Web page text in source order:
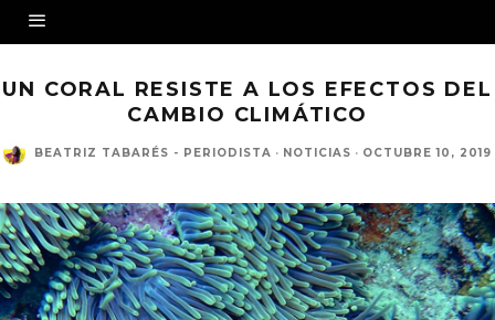
UN CORAL RESISTE A LOS EFECTOS DEL
CAMBIO CLIMÁTICO
BEATRIZ TABARÉS - PERIODISTA · NOTICIAS · OCTUBRE 10, 2019